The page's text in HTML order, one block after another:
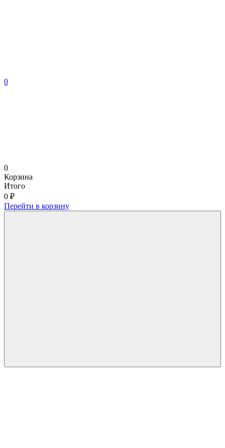
0
0
Корзина
Итого
0 ₽
Перейти в корзину